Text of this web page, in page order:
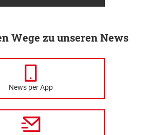
Wege zu unseren News
News per App